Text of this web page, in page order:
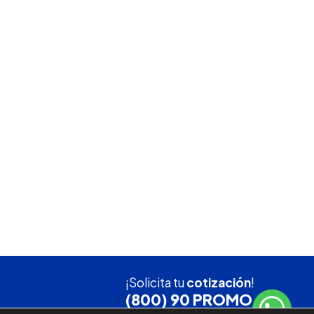
¡Solicita tucotización!
(800) 90 PROMO